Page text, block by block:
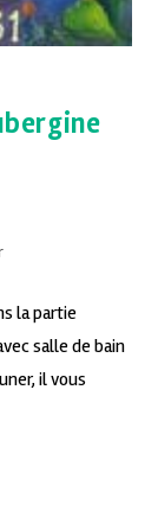
la partie
salle de bain
il vous